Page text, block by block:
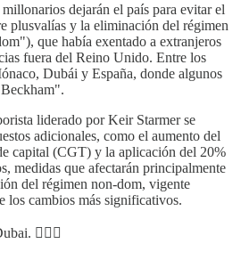
dejarán el país para evitar el
plusvalías y la eliminación del régimen
que había exentado a extranjeros
fuera del Reino Unido. Entre los
Dubái y España, donde algunos
liderado por Keir Starmer se
adicionales, como el aumento del
capital (CGT) y la aplicación del 20%
medidas que afectarán principalmente
del régimen non-dom, vigente
los cambios más significativos.
🤷🏼‍♂️